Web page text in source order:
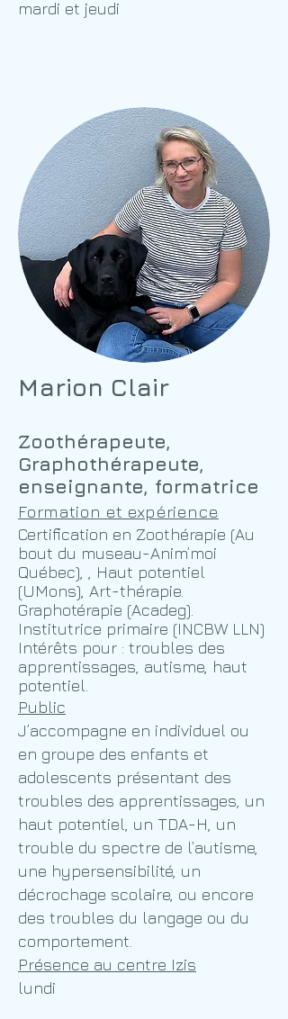
mardi et jeudi
Marion Clair
Zoothérapeute,
Graphothérapeute,
enseignante, formatrice
Formation et expérience
Certification en Zoothérapie (Au
bout du museau-Anim’moi
Québec), , Haut potentiel
(UMons), Art-thérapie.
Graphotérapie (Acadeg).
Institutrice primaire (INCBW LLN)
Intérêts pour : troubles des
apprentissages, autisme, haut
potentiel.
Public
J’accompagne en individuel ou
en groupe des enfants et
adolescents présentant des
troubles des apprentissages, un
haut potentiel, un TDA-H, un
trouble du spectre de l’autisme,
une hypersensibilité, un
décrochage scolaire, ou encore
des troubles du langage ou du
comportement.
Présence au centre Izis
lundi